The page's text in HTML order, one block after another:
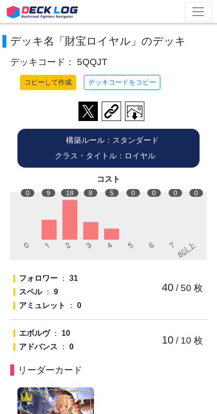
デッキ名「財宝ロイヤル」のデッキ
デッキコード： 5QQJT
コピーして作成 デッキコードをコピー
構築ルール：スタンダード
クラス・タイトル：ロイヤル
コスト
0 9 18 8 5 0 0 0 0
フォロワー ： 31
スペル： 9
アミュレット
： 0
40/ 50 枚
エボルヴ： 10
アドバンス ： 0
10/ 10 枚
リーダーカード